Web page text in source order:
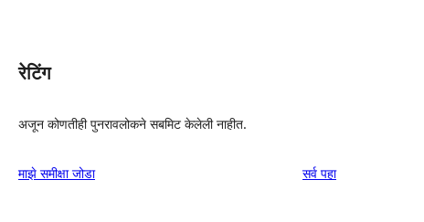
रेटिंग
अजून कोणतीही पुनरावलोकने सबमिट केलेली नाहीत.
माझे समीक्षा जोडा सर्वपुनरावलोकने
पहा